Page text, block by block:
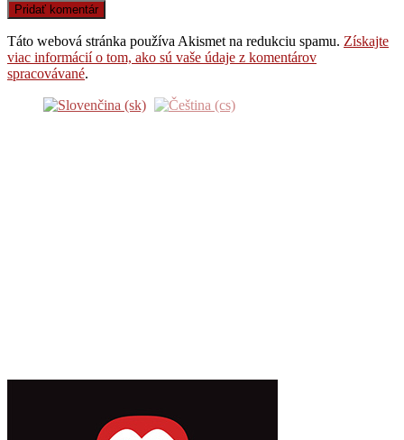
Táto webová stránka používa Akismet na redukciu spamu. Získajte
viac informácií o tom, ako sú vaše údaje z komentárov
spracovávané.